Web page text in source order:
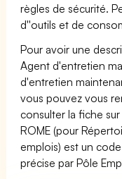
règles de sécurité.
d''outils et de
Pour avoir une
Agent d'entretien
d'entretien
vous pouvez vous
consulter la fiche
ROME (pour
emplois) est un
précise par Pôle